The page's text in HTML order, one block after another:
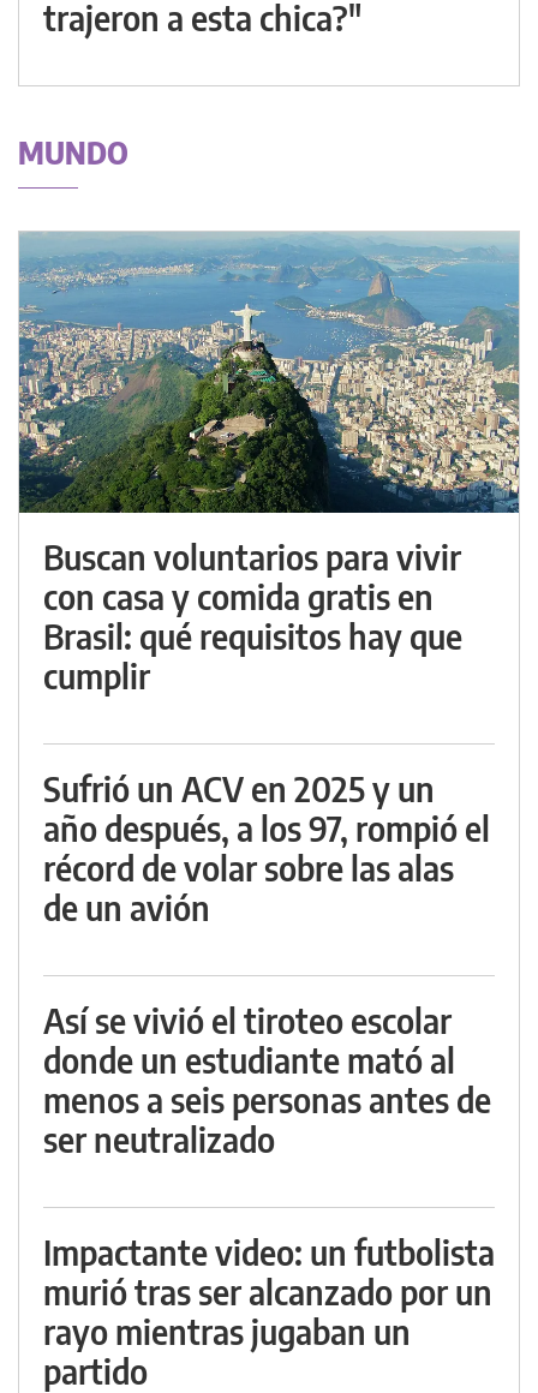
trajeron a esta chica?"
MUNDO
Buscan voluntarios para vivir
con casa y comida gratis en
Brasil: qué requisitos hay que
cumplir
Sufrió un ACV en 2025 y un
año después, a los 97, rompió el
récord de volar sobre las alas
de un avión
Así se vivió el tiroteo escolar
donde un estudiante mató al
menos a seis personas antes de
ser neutralizado
Impactante video: un futbolista
murió tras ser alcanzado por un
rayo mientras jugaban un
partido